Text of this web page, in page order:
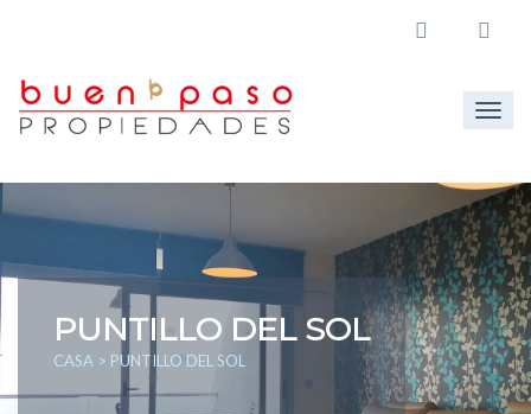
PUNTILLO DEL SOL
CASA > PUNTILLO DEL SOL